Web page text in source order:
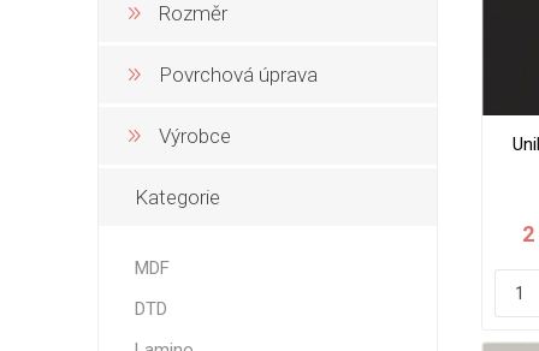
K
2
Rozměr
Povrchová úprava
Výrobce
Kategorie
MDF
DTD